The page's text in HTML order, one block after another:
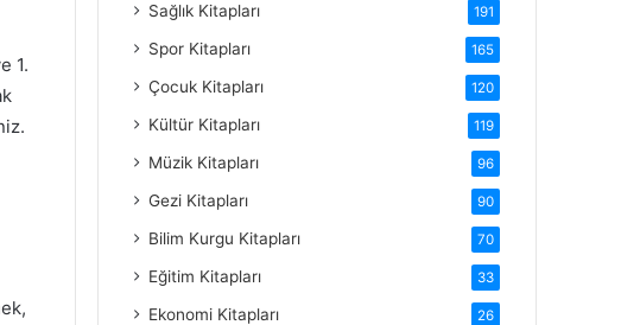
1.
Sağlık Kitapları 191
Spor Kitapları 165
Çocuk Kitapları 120
Kültür Kitapları 119
Müzik Kitapları 96
Gezi Kitapları 90
Bilim Kurgu Kitapları 70
Eğitim Kitapları 33
Ekonomi Kitapları 26